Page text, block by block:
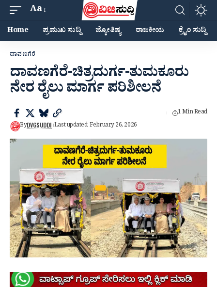
Aa
Home ಪ್ರಮುಖ ಸುದ್ದಿ ಜ್ಯೋತಿಷ್ಯ ರಾಜಕೀಯ ಕ್ರೈಂ ಸುದ್ದಿ
ದಾವಣಗೆರೆ
ದಾವಣಗೆರೆ-ಚಿತ್ರದುರ್ಗ-ತುಮಕೂರು
ನೇರ ರೈಲು ಮಾರ್ಗ ಪರಿಶೀಲನೆ
ByDVGSUDDI Last updated: February 26, 2026
1 Min Read